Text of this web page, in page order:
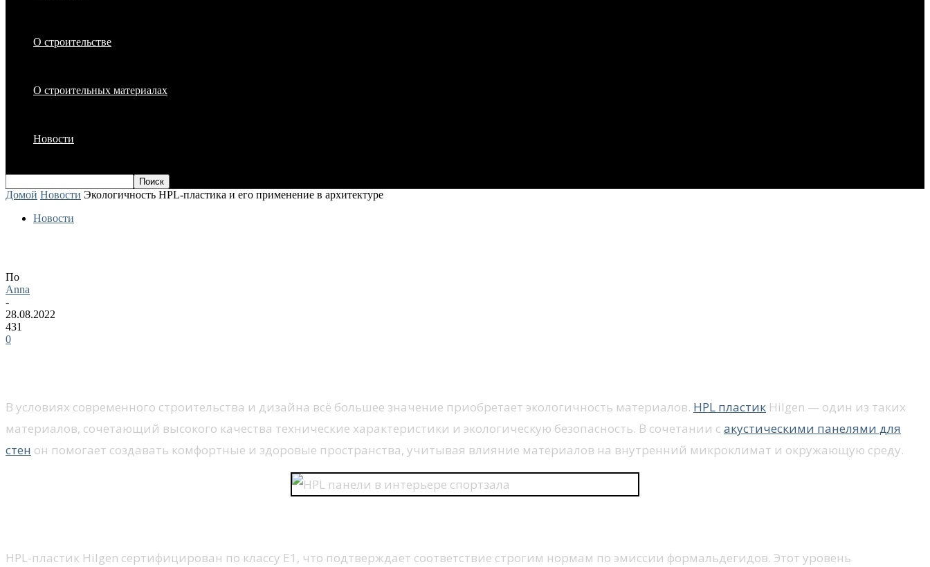
О строительстве
О строительных материалах
Новости
Домой Новости Экологичность HPL-пластика и его применение в архитектуре
Новости
По
Anna
-
28.08.2022
431
0
В условиях современного строительства и дизайна всё большее значение приобретает экологичность материалов. HPL пластик Hilgen — один из таких
материалов, сочетающий высокого качества технические характеристики и экологическую безопасность. В сочетании с акустическими панелями для
стен он помогает создавать комфортные и здоровые пространства, учитывая влияние материалов на внутренний микроклимат и окружающую среду.
HPL-пластик Hilgen сертифицирован по классу E1, что подтверждает соответствие строгим нормам по эмиссии формальдегидов. Этот уровень